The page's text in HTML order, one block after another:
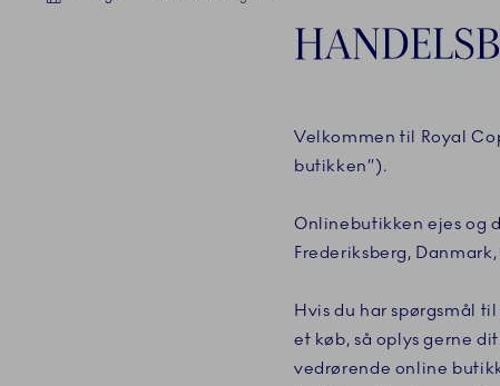
Velkommen til Royal
butikken”).
Onlinebutikken ejes og
Frederiksberg,
Hvis du har spørgsmål
et køb, så oplys gerne
vedrørende online